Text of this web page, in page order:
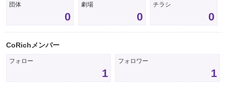
団体
0
劇場
0
チラシ
0
CoRichメンバー
フォロー
1
フォロワー
1